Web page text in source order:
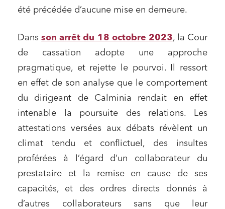
été précédée d’aucune mise en demeure.
Dansson arrêt du 18 octobre 2023, la Cour
de cassation adopte une approche
pragmatique, et rejette le pourvoi. Il ressort
en effet de son analyse que le comportement
du dirigeant de Calminia rendait en effet
intenable la poursuite des relations. Les
attestations versées aux débats révèlent un
climat tendu et conflictuel, des insultes
proférées à l’égard d’un collaborateur du
prestataire et la remise en cause de ses
capacités, et des ordres directs donnés à
d’autres collaborateurs sans que leur